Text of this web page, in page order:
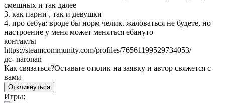
смешных и так далее
3. как парни , так и девушки
4. про себya: вроде бы норм челик. жаловаться не будете, но
настроение у меня может меняться ебануто
контакты
https://steamcommunity.com/profiles/76561199529734053/
дс- naronan
Как связаться?Оставьте отклик на заявку и автор свяжется с
вами
Откликнуться
Игры: